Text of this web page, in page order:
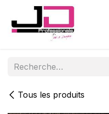
Se rendre au contenu
Tous les produits